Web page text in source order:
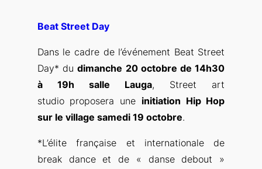
Beat Street Day
Dans le cadre de l’événement Beat Street
Day* dudimanche 20 octobre de 14h30
à 19h salle Lauga, Street art
studio proposera une initiation Hip Hop
sur le village samedi 19 octobre.
*L’élite française et internationale de
break dance et de « danse debout »